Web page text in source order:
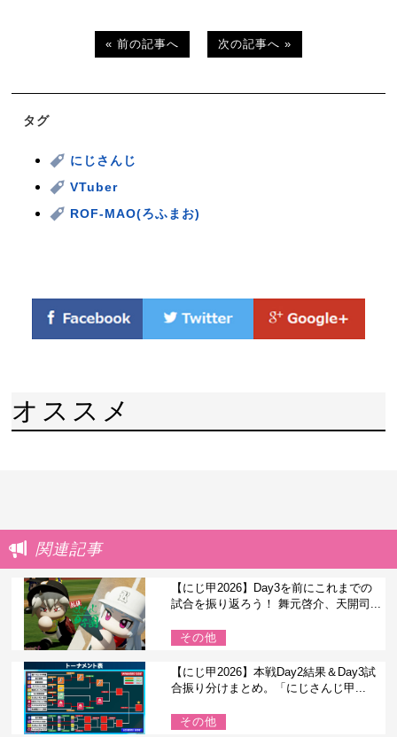
« 前の記事へ 次の記事へ »
タグ
にじさんじ
VTuber
ROF-MAO(ろふまお)
オススメ
関連記事
【にじ甲2026】Day3を前にこれまでの
試合を振り返ろう！ 舞元啓介、天開司...
その他
【にじ甲2026】本戦Day2結果＆Day3試
合振り分けまとめ。「にじさんじ甲...
その他